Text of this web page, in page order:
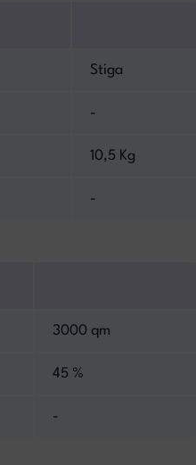
Stiga
-
10,5 Kg
-
3000 qm
45 %
-